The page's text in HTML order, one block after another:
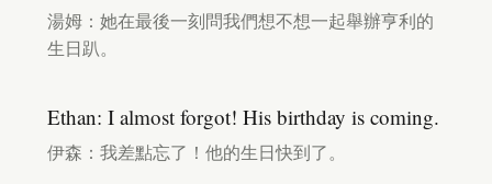
湯姆：她在最後一刻問我們想不想一起舉辦亨利的
生日趴。
Ethan: I almost forgot! His birthday is coming.
伊森：我差點忘了！他的生日快到了。